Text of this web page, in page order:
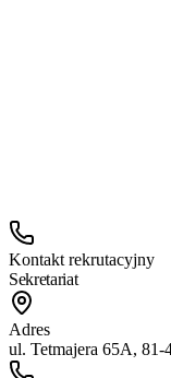
Rodzice potwierdzają
telefonicznie lub
Kontakt rekrutacyjny
Sekretariat
Adres
ul. Tetmajera 65A, 81-